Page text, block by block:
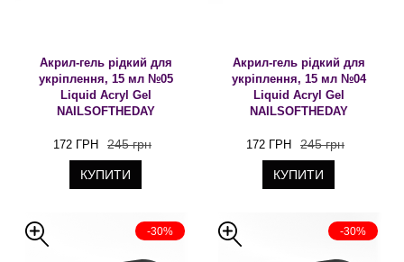
Акрил-гель рідкий для
укріплення, 15 мл №05
Liquid Acryl Gel
NAILSOFTHEDAY
172 ГРН 245 грн
КУПИТИ
Акрил-гель рідкий для
укріплення, 15 мл №04
Liquid Acryl Gel
NAILSOFTHEDAY
172 ГРН 245 грн
КУПИТИ
-30% -30%